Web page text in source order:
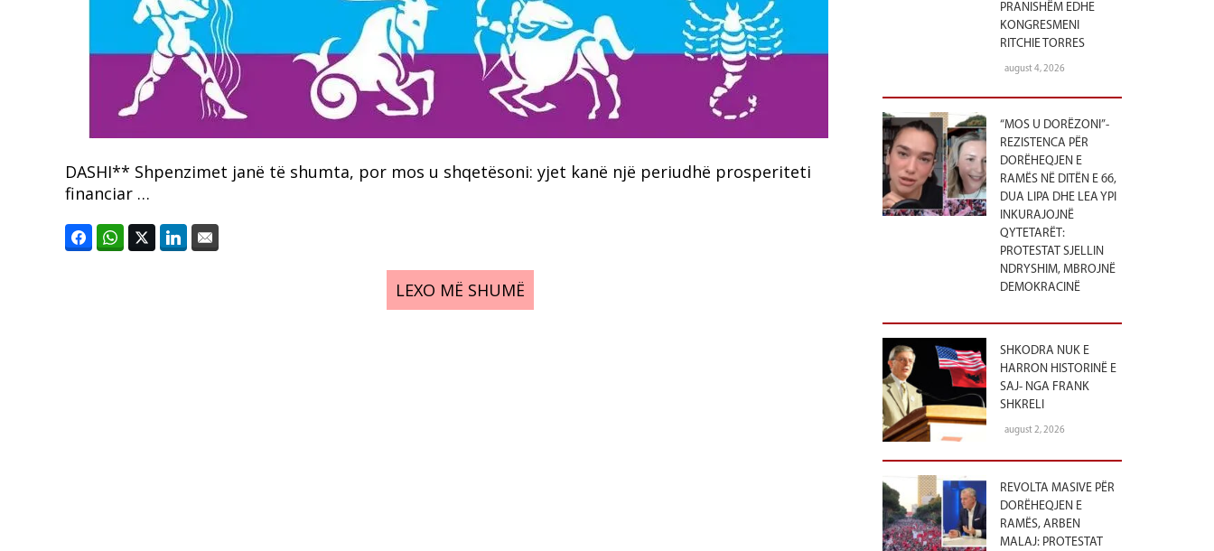
DASHI** Shpenzimet janë të shumta, por mos u shqetësoni: yjet kanë një periudhë prosperiteti
financiar …
LEXO MË SHUMË
PRANISHËM EDHE
KONGRESMENI
RITCHIE TORRES
august 4, 2026
“MOS U DORËZONI”-
REZISTENCA PËR
DORËHEQJEN E
RAMËS NË DITËN E 66,
DUA LIPA DHE LEA YPI
INKURAJOJNË
QYTETARËT:
PROTESTAT SJELLIN
NDRYSHIM, MBROJNË
DEMOKRACINË
SHKODRA NUK E
HARRON HISTORINË E
SAJ- NGA FRANK
SHKRELI
august 2, 2026
REVOLTA MASIVE PËR
DORËHEQJEN E
RAMËS, ARBEN
MALAJ: PROTESTAT